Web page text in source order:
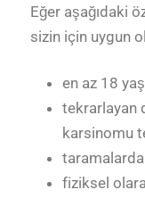
Eğer aşağıdaki
sizin için uygun
en az 18
tekrarlayan
karsinomu
fiziksel